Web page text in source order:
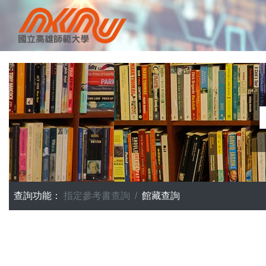
查詢功能： 指定參考書查詢 館藏查詢